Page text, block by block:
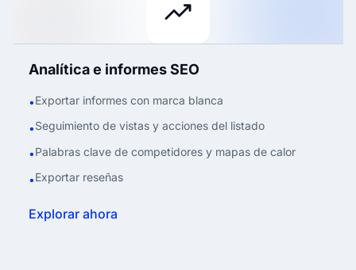
Analítica e informes SEO
•Exportar informes con marca blanca
•Seguimiento de vistas y acciones del listado
•Palabras clave de competidores y mapas de calor
•Exportar reseñas
Explorar ahora